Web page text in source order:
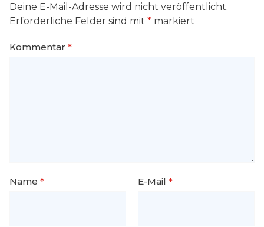
Deine E-Mail-Adresse wird nicht veröffentlicht.
Erforderliche Felder sind mit * markiert
Kommentar *
Name * E-Mail *